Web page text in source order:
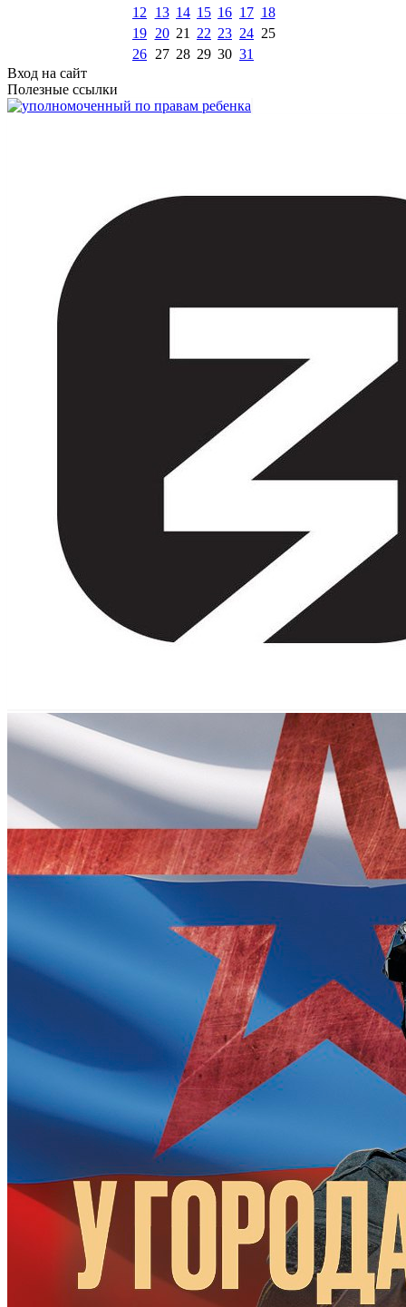
12
13 14 15 16 17 18
19 20 21 22 23 24 25
26 27 28 29 30 31
Вход на сайт
Полезные ссылки